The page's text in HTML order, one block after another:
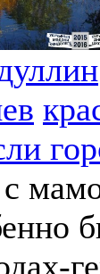
с